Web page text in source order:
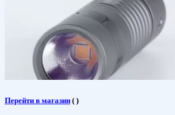
Перейти в магазин ( )